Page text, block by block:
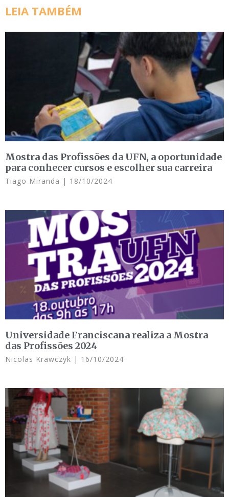
LEIA TAMBÉM
Mostra das Profissões da UFN, a oportunidade
para conhecer cursos e escolher sua carreira
Tiago Miranda 18/10/2024
Universidade Franciscana realiza a Mostra
das Profissões 2024
Nicolas Krawczyk 16/10/2024